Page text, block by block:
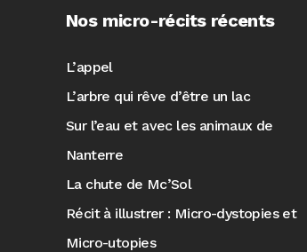
Nos micro-récits récents
L’appel
L’arbre qui rêve d’être un lac
Sur l’eau et avec les animaux de
Nanterre
La chute de Mc’Sol
Récit à illustrer : Micro-dystopies et
Micro-utopies